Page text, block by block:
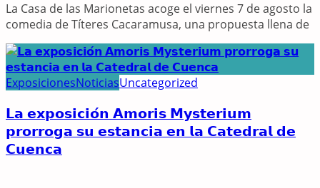
La Casa de las Marionetas acoge el viernes 7 de agosto la
comedia de Títeres Cacaramusa, una propuesta llena de
ExposicionesNoticiasUncategorized
𝗟𝗮 𝗲𝘅𝗽𝗼𝘀𝗶𝗰𝗶𝗼́𝗻 𝗔𝗺𝗼𝗿𝗶𝘀 𝗠𝘆𝘀𝘁𝗲𝗿𝗶𝘂𝗺
𝗽𝗿𝗼𝗿𝗿𝗼𝗴𝗮 𝘀𝘂 𝗲𝘀𝘁𝗮𝗻𝗰𝗶𝗮 𝗲𝗻 𝗹𝗮 𝗖𝗮𝘁𝗲𝗱𝗿𝗮𝗹 𝗱𝗲
𝗖𝘂𝗲𝗻𝗰𝗮